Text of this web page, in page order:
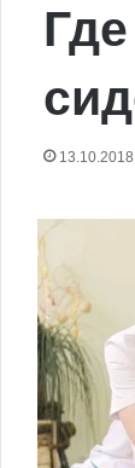
13.10.2018